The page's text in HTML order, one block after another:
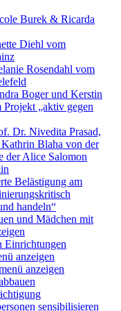
Burek & Ricarda
Diehl vom
Rosendahl vom
Boger und Kerstin
Projekt „aktiv gegen
Dr. Nivedita Prasad,
Blaha von der
der Alice Salomon
Belästigung am
handeln“
und Mädchen mit
Einrichtungen
anzeigen
anzeigen
sensibilisieren